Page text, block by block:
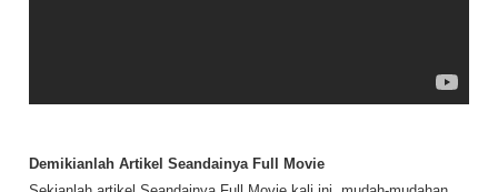
Demikianlah Artikel Seandainya Full Movie